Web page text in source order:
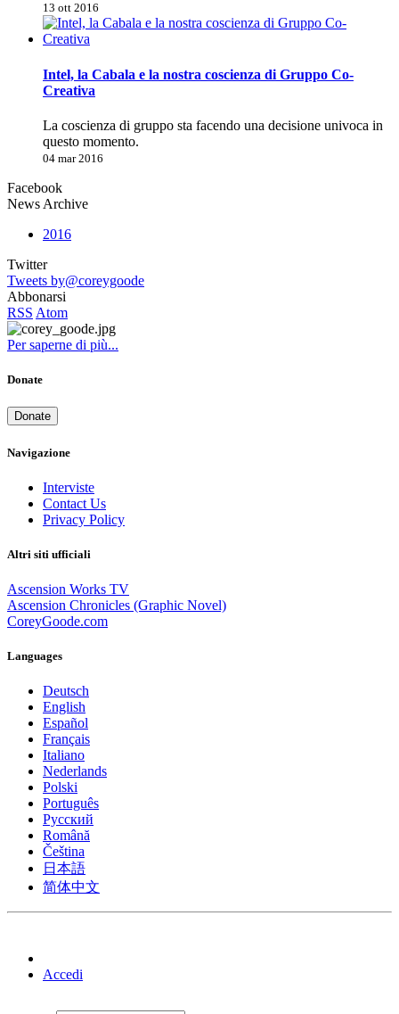
13 ott 2016
Intel, la Cabala e la nostra coscienza di Gruppo Co-
Creativa
La coscienza di gruppo sta facendo una decisione univoca in
questo momento.
04 mar 2016
Facebook
News Archive
2016
Twitter
Tweets by@coreygoode
Abbonarsi
RSS Atom
Per saperne di più...
Donate
Donate
Navigazione
Interviste
Contact Us
Privacy Policy
Altri siti ufficiali
Ascension Works TV
Ascension Chronicles (Graphic Novel)
CoreyGoode.com
Languages
Deutsch
English
Español
Français
Italiano
Nederlands
Polski
Português
Pусский
Română
Čeština
日本語
简体中文
Accedi